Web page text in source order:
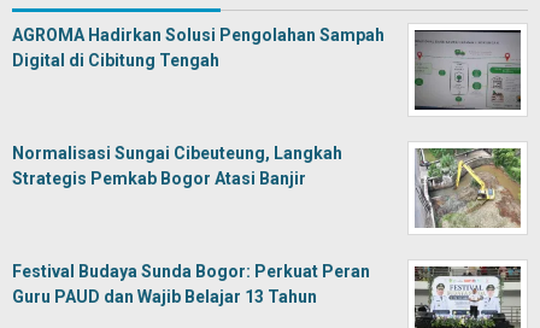
AGROMA Hadirkan Solusi Pengolahan Sampah
Digital di Cibitung Tengah
Normalisasi Sungai Cibeuteung, Langkah
Strategis Pemkab Bogor Atasi Banjir
Festival Budaya Sunda Bogor: Perkuat Peran
Guru PAUD dan Wajib Belajar 13 Tahun